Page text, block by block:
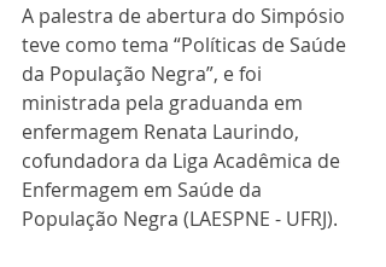
A palestra de abertura do Simpósio
teve como tema “Políticas de Saúde
da População Negra”, e foi
ministrada pela graduanda em
enfermagem Renata Laurindo,
cofundadora da Liga Acadêmica de
Enfermagem em Saúde da
População Negra (LAESPNE - UFRJ).